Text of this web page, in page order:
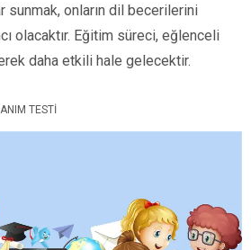
sunmak, onların dil becerilerini
olacaktır. Eğitim süreci, eğlenceli
daha etkili hale gelecektir.
TESTI